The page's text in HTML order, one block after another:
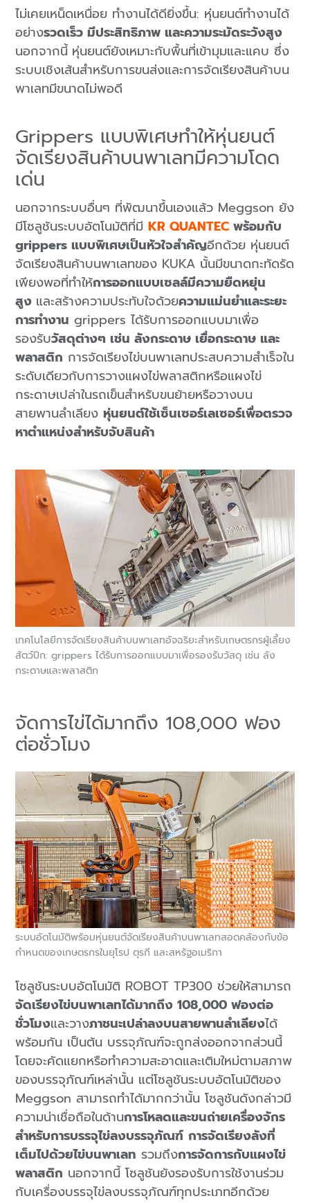
ไม่เคยเหน็ดเหนื่อย ทำงานได้ดียิ่งขึ้น: หุ่นยนต์ทำงานได้
อย่างรวดเร็ว มีประสิทธิภาพ และความระมัดระวังสูง
นอกจากนี้ หุ่นยนต์ยังเหมาะกับพื้นที่เข้ามุมและแคบ ซึ่ง
ระบบเชิงเส้นสำหรับการขนส่งและการจัดเรียงสินค้าบน
พาเลทมีขนาดไม่พอดี
Grippers แบบพิเศษทำให้หุ่นยนต์
จัดเรียงสินค้าบนพาเลทมีความโดด
เด่น
นอกจากระบบอื่นๆ ที่พัฒนาขึ้นเองแล้ว Meggson ยัง
มีโซลูชันระบบอัตโนมัติที่มีKR QUANTEC พร้อมกับ
grippers แบบพิเศษเป็นหัวใจสำคัญอีกด้วย หุ่นยนต์
จัดเรียงสินค้าบนพาเลทของ KUKA นั้นมีขนาดกะทัดรัด
เพียงพอที่ทำให้การออกแบบเซลล์มีความยืดหยุ่น
สูง และสร้างความประทับใจด้วยความแม่นยำและระยะ
การทำงาน grippers ได้รับการออกแบบมาเพื่อ
รองรับวัสดุต่างๆ เช่น ลังกระดาษ เยื่อกระดาษ และ
พลาสติก การจัดเรียงไข่บนพาเลทประสบความสำเร็จใน
ระดับเดียวกับการวางแผงไข่พลาสติกหรือแผงไข่
กระดาษเปล่าในรถเข็นสำหรับขนย้ายหรือวางบน
สายพานลำเลียงหุ่นยนต์ใช้เซ็นเซอร์เลเซอร์เพื่อตรวจ
หาตำแหน่งสำหรับจับสินค้า
เทคโนโลยีการจัดเรียงสินค้าบนพาเลทอัจฉริยะสำหรับเกษตรกรผู้เลี้ยง
สัตว์ปีก: grippers ได้รับการออกแบบมาเพื่อรองรับวัสดุ เช่น ลัง
กระดาษและพลาสติก
จัดการไข่ได้มากถึง 108,000 ฟอง
ต่อชั่วโมง
โซลูชันระบบอัตโนมัติ ROBOT TP300 ช่วยให้สามารถ
จัดเรียงไข่บนพาเลทได้มากถึง 108,000 ฟองต่อ
ชั่วโมงและวางภาชนะเปล่าลงบนสายพานลำเลียงได้
พร้อมกัน เป็นต้น บรรจุภัณฑ์จะถูกส่งออกจากส่วนนี้
โดยจะคัดแยกหรือทำความสะอาดและเติมใหม่ตามสภาพ
ของบรรจุภัณฑ์เหล่านั้น แต่โซลูชันระบบอัตโนมัติของ
Meggson สามารถทำได้มากกว่านั้น โซลูชันดังกล่าวมี
ความน่าเชื่อถือในด้านการโหลดและขนถ่ายเครื่องจักร
สำหรับการบรรจุไข่ลงบรรจุภัณฑ์ การจัดเรียงลังที่
เต็มไปด้วยไข่บนพาเลท รวมถึงการจัดการกับแผงไข่
พลาสติก นอกจากนี้ โซลูชันยังรองรับการใช้งานร่วม
กับเครื่องบรรจุไข่ลงบรรจุภัณฑ์ทุกประเภทอีกด้วย
ระบบอัตโนมัติพร้อมหุ่นยนต์จัดเรียงสินค้าบนพาเลทสอดคล้องกับข้อ
กำหนดของเกษตรกรในยุโรป ตุรกี และสหรัฐอเมริกา